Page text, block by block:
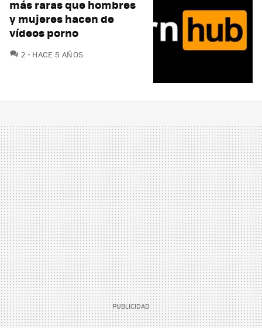
más raras que hombres
y mujeres hacen de
vídeos porno
2 COMENTARIOS
HACE 5 AÑOS